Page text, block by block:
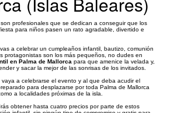
profesionales que se dedican a conseguir que los
para niños pasen un rato agradable, divertido e
a celebrar un cumpleaños infantil, bautizo, comunión
protagonistas son los más pequeños, no dudes en
en Palma de Mallorca para que amenice la velada y,
y sacar la mejor de las sonrisas de los invitados.
a celebrarse el evento y al que deba acudir el
para desplazarse por toda Palma de Mallorca
a localidades próximas de la isla.
obtener hasta cuatro precios por parte de estos